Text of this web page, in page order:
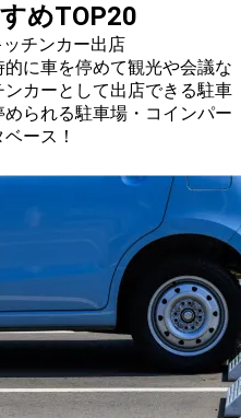
めTOP20
チンカー出店
に車を停めて観光や会議な
カーとして出店できる駐車
られる駐車場・コインパー
ース！